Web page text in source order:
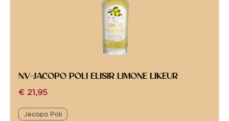
NV-JACOPO POLI ELISIR LIMONE LIKEUR
€ 21,95
Jacopo Poli